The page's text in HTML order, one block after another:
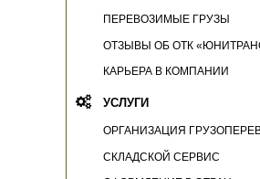
ПЕРЕВОЗИМЫЕ ГРУЗЫ
ОТЗЫВЫ ОБ ОТК
КАРЬЕРА В КОМПАНИИ
УСЛУГИ
ОРГАНИЗАЦИЯ
СКЛАДСКОЙ СЕРВИС